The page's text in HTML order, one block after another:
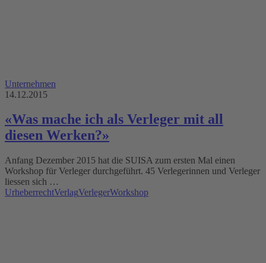
Unternehmen
14.12.2015
«Was mache ich als Verleger mit all
diesen Werken?»
Anfang Dezember 2015 hat die SUISA zum ersten Mal einen
Workshop für Verleger durchgeführt. 45 Verlegerinnen und Verleger
liessen sich …
UrheberrechtVerlagVerlegerWorkshop